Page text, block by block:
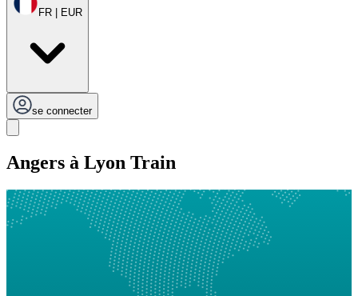
FR | EUR
se connecter
Angers à Lyon Train